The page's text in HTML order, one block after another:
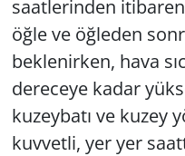
saatlerinden itibaren
öğle ve öğleden
beklenirken, hava
dereceye kadar
kuzeybatı ve kuzey
kuvvetli, yer yer